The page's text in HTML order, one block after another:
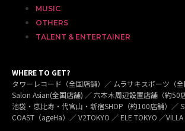
MUSIC
OTHERS
TALENT & ENTERTAINER
WHERE TO GET?
タワーレコード（全国店舗）／ ムラサキスポーツ（
Salon Asian(全国店舗) ／ 六本木周辺設置店舗（約50
池袋・恵比寿・代官山・新宿SHOP（約100店舗）／
COAST（ageHa）／ V2TOKYO ／ ELE TOKYO ／